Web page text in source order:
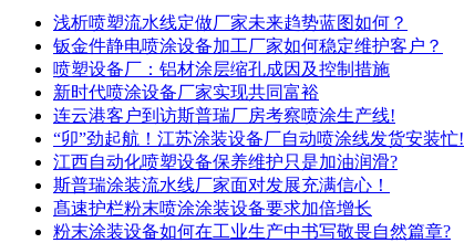
浅析喷塑流水线定做厂家未来趋势蓝图如何？
钣金件静电喷涂设备加工厂家如何稳定维护客户？
喷塑设备厂：铝材涂层缩孔成因及控制措施
新时代喷涂设备厂家实现共同富裕
连云港客户到访斯普瑞厂房考察喷涂生产线!
“卯”劲起航！江苏涂装设备厂自动喷涂线发货安装忙!
江西自动化喷塑设备保养维护只是加油润滑?
斯普瑞涂装流水线厂家面对发展充满信心！
髙速护栏粉末喷涂涂装设备要求加倍增长
粉末涂装设备如何在工业生产中书写敬畏自然篇章?